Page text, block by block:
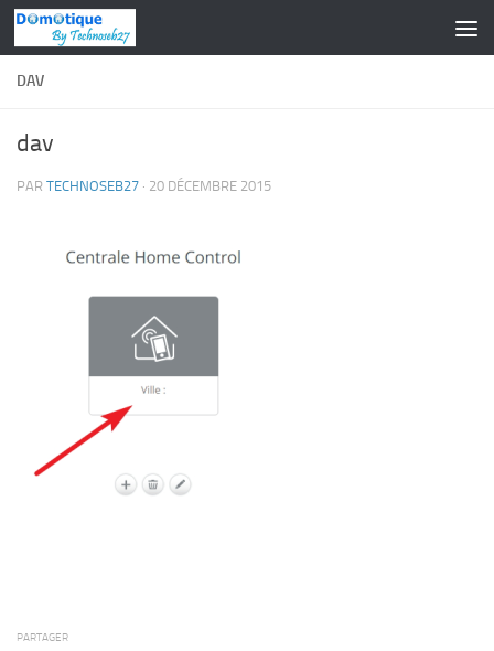
Skip to content
DAV
dav
PAR TECHNOSEB27 · 20 DÉCEMBRE 2015
PARTAGER